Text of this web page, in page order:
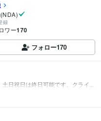
録
ワー170
フォロー170
日祝日は終日可能です。クライ...